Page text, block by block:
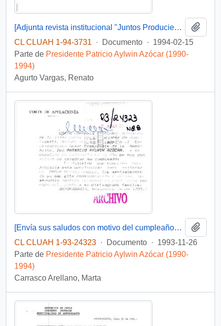
[Adjunta revista institucional "Juntos Produciendo agua en el desierto"]
CL CLUAH 1-94-3731
· Documento · 1994-02-15
Parte de Presidente Patricio Aylwin Azócar (1990-
1994)
Agurto Vargas, Renato
[Envía sus saludos con motivo del cumpleaños del Presidente]
CL CLUAH 1-93-24323 · Documento · 1993-11-26
Parte de Presidente Patricio Aylwin Azócar (1990-
1994)
Carrasco Arellano, Marta